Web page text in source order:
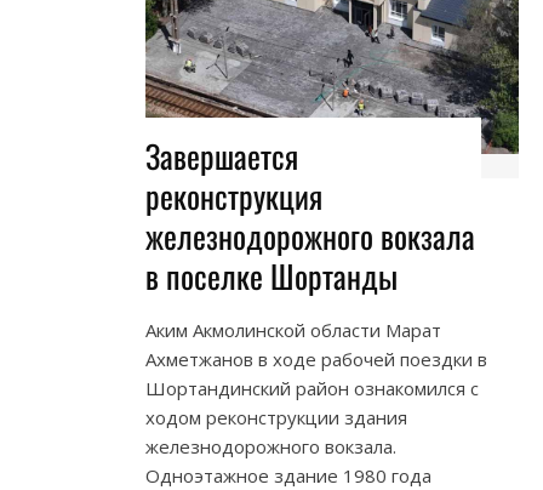
Завершается
реконструкция
железнодорожного вокзала
в поселке Шортанды
Аким Акмолинской области Марат
Ахметжанов в ходе рабочей поездки в
Шортандинский район ознакомился с
ходом реконструкции здания
железнодорожного вокзала.
Одноэтажное здание 1980 года